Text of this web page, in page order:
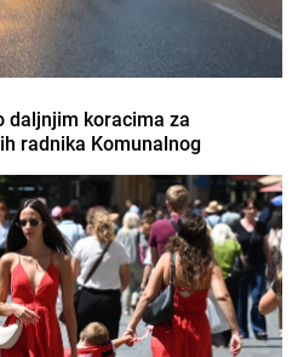
daljnjim koracima za
radnika Komunalnog